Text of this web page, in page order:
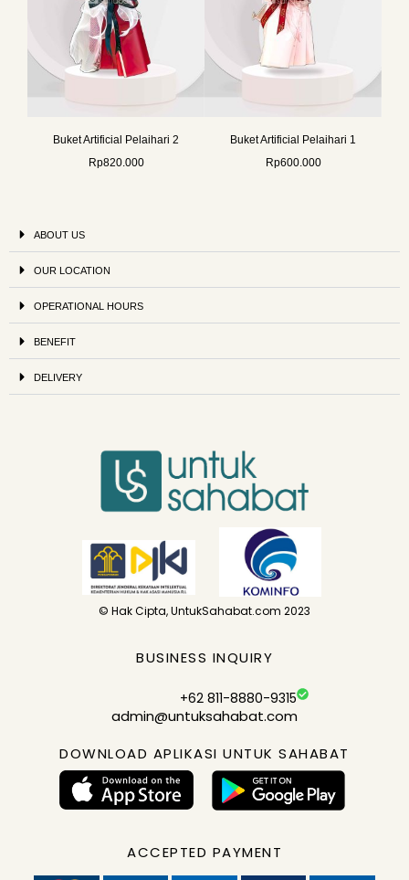
Buket Artificial Pelaihari 2
Rp820.000
Buket Artificial Pelaihari 1
Rp600.000
ABOUT US
OUR LOCATION
OPERATIONAL HOURS
BENEFIT
DELIVERY
© Hak Cipta, UntukSahabat.com 2023
BUSINESS INQUIRY
+62 811-8880-9315
admin@untuksahabat.com
DOWNLOAD APLIKASI UNTUK SAHABAT
ACCEPTED PAYMENT